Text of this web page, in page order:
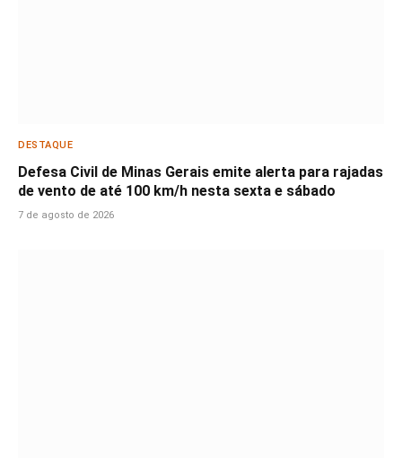
DESTAQUE
Defesa Civil de Minas Gerais emite alerta para rajadas
de vento de até 100 km/h nesta sexta e sábado
7 de agosto de 2026